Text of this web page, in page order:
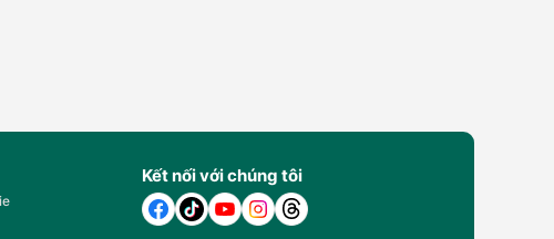
Kết nối với chúng tôi